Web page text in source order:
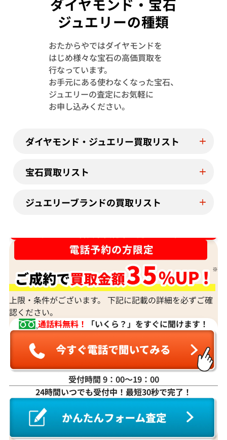
K18WG ブルートパーズ・ダイヤモンド ネ
ックレス/ペンダントトップ 98.83 ct 0.31
参考買取価格
2023年7月24日時点
ド ネックレス/
2026年1月10日
ダイヤモンド・宝石
ジュエリーの種類
おたからやではダイヤモンドを
はじめ様々な宝石の高価買取を
行なっています。
お手元にある使わなくなった宝石、
ジュエリーの査定にお気軽に
お申し込みください。
ダイヤモンド・ジュエリー買取リスト
宝石買取リスト
ジュエリーブランドの買取リスト
上限・条件がございます。 下記に記載の詳細を必ずご確
認ください。
通話料無料！
「いくら？」をすぐに聞けます！
受付時間 9：00〜19：00
24時間いつでも受付中！最短30秒で完了！